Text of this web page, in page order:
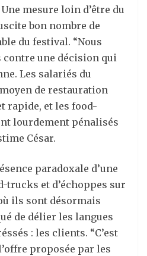
mesure loin d’être du
bon nombre de
du festival. “Nous
contre une décision qui
Les salariés du
de restauration
rapide, et les food-
lourdement pénalisés
César.
paradoxale d’une
trucks et d’échoppes sur
ils sont désormais
de délier les langues
: les clients. “C’est
proposée par les